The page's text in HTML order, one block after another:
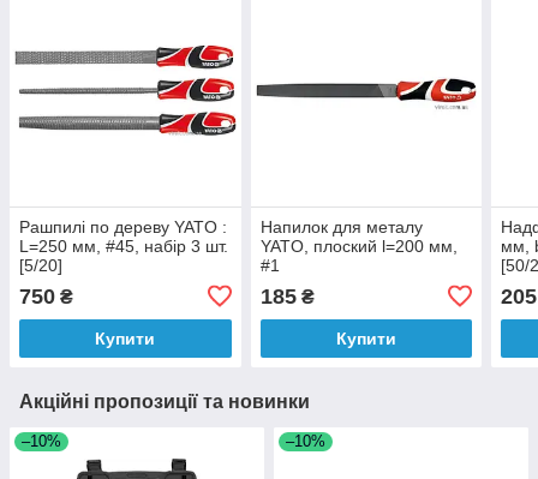
Рашпилі по дереву YATO :
L=250 мм, #45, набір 3 шт.
[5/20]
750 ₴
Купити
Напилок для металу
YATO, плоский l=200 мм,
#1
185₴
Купити
мм,
[50/
205
Акційні пропозиції та новинки
–10% –10%